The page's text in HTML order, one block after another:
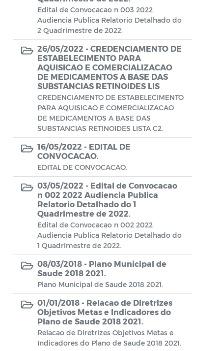
Terceira Idade e Desenvolvimento
Humano
Autorização Para Início de Obras
Aviso de rescisão unilateral
CADEP - Comissão de Análise de Defesa
Prévia
CONCURSO GUARDA MUNICIPAL Nº 002
Concurso Público
Conselho Municipal - CACS FUNDEB
Conselho Municipal de Assistência Social
de Araruama - COMASO
Conselho Municipal de Educação
Conselho Municipal de Habitação -
CMHA
Conselho Municipal de Saúde
Conselho Municipal de Turismo
Conselho Municipal do Desenvolvimento
Sustentável Rural e Pesqueiro de
Araruama – COMDESURP-AR
Conselho Municipal do Idoso (COMID)
Edital de Convocacao n 003 2022
Audiencia Publica Relatorio Detalhado do
2 Quadrimestre de 2022.
26/05/2022 - CREDENCIAMENTO DE
ESTABELECIMENTO PARA
AQUISICAO E COMERCIALIZACAO
DE MEDICAMENTOS A BASE DAS
SUBSTANCIAS RETINOIDES LIS
CREDENCIAMENTO DE ESTABELECIMENTO
PARA AQUISICAO E COMERCIALIZACAO
DE MEDICAMENTOS A BASE DAS
SUBSTANCIAS RETINOIDES LISTA C2.
16/05/2022 - EDITAL DE
CONVOCACAO.
EDITAL DE CONVOCACAO.
03/05/2022 - Edital de Convocacao
n 002 2022 Audiencia Publica
Relatorio Detalhado do 1
Quadrimestre de 2022.
Edital de Convocacao n 002 2022
Audiencia Publica Relatorio Detalhado do
1 Quadrimestre de 2022.
08/03/2018 - Plano Municipal de
Saude 2018 2021.
Plano Municipal de Saude 2018 2021.
01/01/2018 - Relacao de Diretrizes
Objetivos Metas e Indicadores do
Plano de Saude 2018 2021.
Relacao de Diretrizes Objetivos Metas e
Indicadores do Plano de Saude 2018 2021.